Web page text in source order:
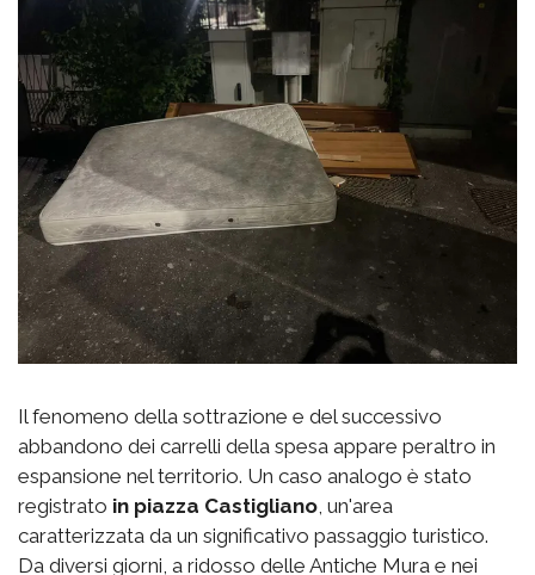
Il fenomeno della sottrazione e del successivo
abbandono dei carrelli della spesa appare peraltro in
espansione nel territorio. Un caso analogo è stato
registrato in piazza Castigliano, un'area
caratterizzata da un significativo passaggio turistico.
Da diversi giorni, a ridosso delle Antiche Mura e nei